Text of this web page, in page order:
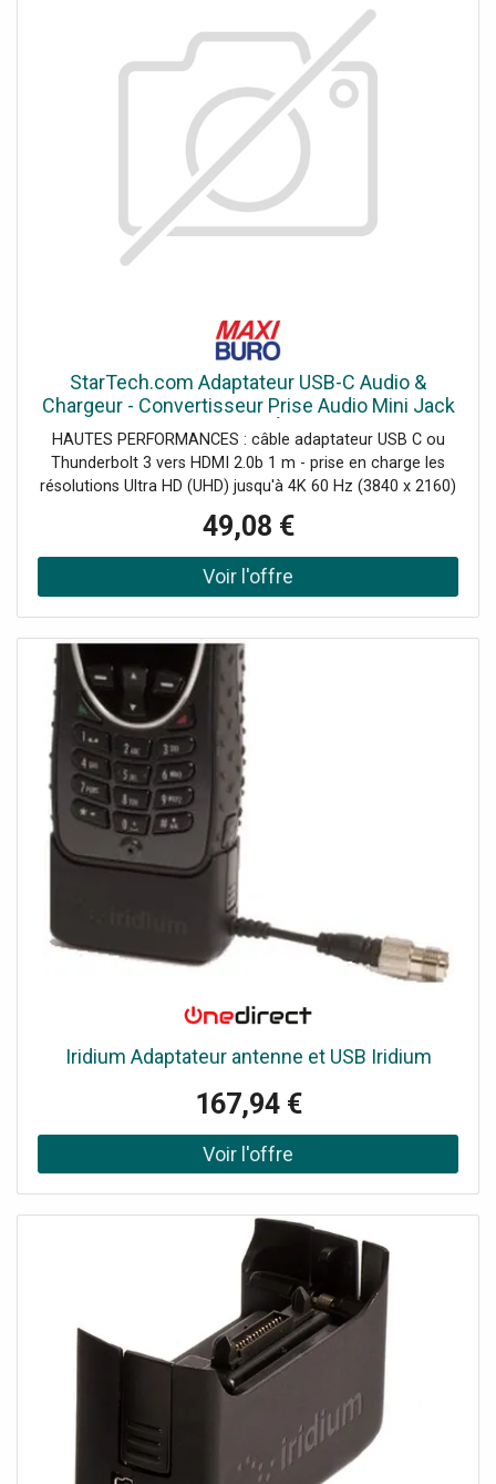
StarTech.com Adaptateur USB-C Audio &
Chargeur - Convertisseur Prise Audio Mini Jack
Aux TRRS 3.5mm Casque/Écouteurs - 60W USB
Type-C Power Delivery Pass-Through -
Smartphone/Tablette (CDP2HDMM1MH) - câble
adaptateur - HDMI / USB - 1 m
HAUTES PERFORMANCES : câble adaptateur USB C ou
Thunderbolt 3 vers HDMI 2.0b 1 m - prise en charge les
résolutions Ultra HD (UHD) jusqu'à 4K 60 Hz (3840 x 2160)
mode HBR3 Rétrocompatible 1080pCÂBLE D'AFFICHAGE
INTÉGRÉ AVEC HDR : espaces de couleurs RVB (8/10 bits)
et YCbCr 4:4:4 (8/10 bits) - contraste élevé et des couleurs
réalistes avec les écrans HDMI 2.0b Puce intégrée au
défaillanceCOMPATIBILITÉ HÔTE : câble USB-C vers HDMI
compatible Dell XPS/Précision/Latitude, Lenovo ThinkPad
X1 Carbon/Extreme, Surface Pro 7/Laptop 3/Book 3,
MacBook Pro/Air, iPad Pro, HP EliteBook/spectre/ZBook,
Chromebooks, Samsung S20/S21/Note20 (mode
DEX)COMPATIBILITÉ D'AFFICHAGE : câble USB Type-C vers
HDMI - performances optimales en 4K 60 Hz avec une
gamme de moniteurs, d'écrans, de téléviseurs et de
projecteurs HDMI, dont Dell, Asus, Acer, BenQ, LG,
Samsung, Sharp, Sony et Epson Dolby VisionFACILE À
UTILISER : câble adaptateur USB-C vers HDMI -
compatibilité garantie USB Type-C DP Alt mode ou TB3
Installation Plug & Play sans pilote sur macOS, Windows,
Linux, Chrome OS et Android câble de conversion vidéo
USB-C mâle vers HDMI mâle Câble USB-C vers HDMI
USB Type-C (qui prend en charge le mode DP ALT) ou
Thunderbolt 3 à un écran HDMI.<br/>Câble d''affichage
avec prise en charge HDR10 (High Dynamic Range) pour
des images plus nettes et une vidéo améliorée.<br/>
<br/>Une vivacité des couleurs et contrastes élevés.
<br/>Câble d''adaptateur vidéo idéal pour : Création de
visuels accrocheurs pour la photographie, la vidéographie,
<br/><br/>Câble de conversion vidéo USB-C entièrement
compatible avec votre équipement HDMI 2.0b.<br/>Prise
en charge de résolutions allant jusqu''à 4K à 60 Hz (3840 x
2160) et de bandes passantes jusqu''à 18 Gbit/s.<br/>Le
câble offre un sous-échantillonnage de chrominance 4:4:4
pour les productions audiovisuelles les plus exigeantes.
<br/>Il est également rétro compatible avec les versions
antérieures HDMI<br/><br/>Prise en charge HDR pour des
images plus réalistes présentant des couleurs, une clarté,
des contrastes, ainsi qu''une luminosité supérieure à
l''imagerie numérique standard.<br/><br/>Cordon d'une
49,08 €
Iridium Adaptateur antenne et USB Iridium
167,94 €